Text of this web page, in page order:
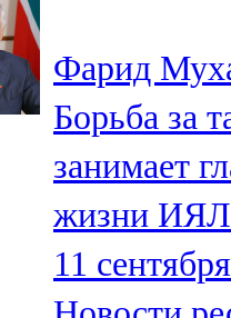
106,1 FM
Кама
71,51 FM
Кукмара
107,9 FM
Фарид
Борьба за
занимает
жизни
11